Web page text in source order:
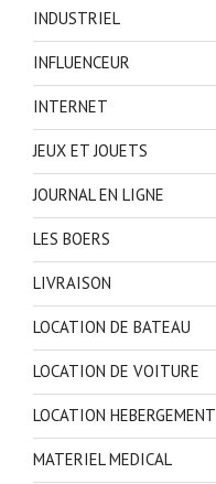
INDUSTRIEL
INFLUENCEUR
INTERNET
JEUX ET JOUETS
JOURNAL EN LIGNE
LES BOERS
LIVRAISON
LOCATION DE BATEAU
LOCATION DE VOITURE
LOCATION HEBERGEMENT
MATERIEL MEDICAL